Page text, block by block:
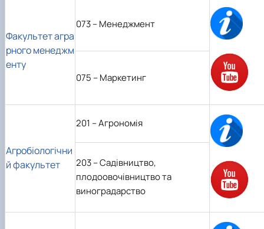
Факультет агра
рного менеджм
енту
073 – Менеджмент
075 – Маркетинг
Агробіологічни
й факультет
201 – Агрономія
203 – Садівництво,
плодоовочівництво та
виноградарство